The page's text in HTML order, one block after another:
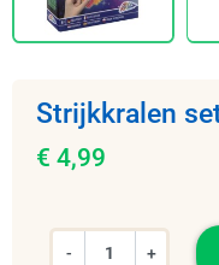
Strijkkralen
€ 4,99
- +